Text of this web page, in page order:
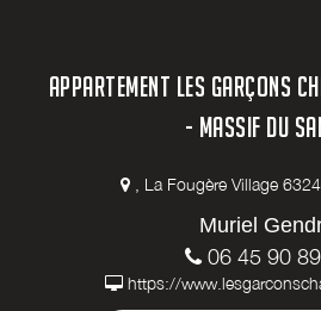
APPARTEMENT LES GARÇONS
- MASSIF DU
, La Fougère Village
Muriel
06 45 90
https://